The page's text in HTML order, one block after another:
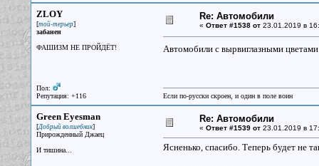
ZLOY
[той-терьер]
забанен
ФАШИЗМ НЕ ПРОЙДЁТ!
Пол:
Репутация: +116
Re: Автомобили
« Ответ #1538 от23.01.2019 в
Автомобили с вырвиглазными
Если по-русски скроен, и один в поле воин
Green Eyesman
[Добрый волшебник]
Прирожденный Джаец
И тишина...
Re: Автомобили
« Ответ #1539 от23.01.2019 в
Ясненько, спасибо. Теперь будет не